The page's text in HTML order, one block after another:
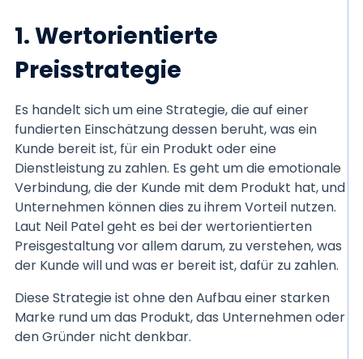
1. Wertorientierte
Preisstrategie
Es handelt sich um eine Strategie, die auf einer
fundierten Einschätzung dessen beruht, was ein
Kunde bereit ist, für ein Produkt oder eine
Dienstleistung zu zahlen. Es geht um die emotionale
Verbindung, die der Kunde mit dem Produkt hat, und
Unternehmen können dies zu ihrem Vorteil nutzen.
Laut Neil Patel geht es bei der wertorientierten
Preisgestaltung vor allem darum, zu verstehen, was
der Kunde will und was er bereit ist, dafür zu zahlen.
Diese Strategie ist ohne den Aufbau einer starken
Marke rund um das Produkt, das Unternehmen oder
den Gründer nicht denkbar.